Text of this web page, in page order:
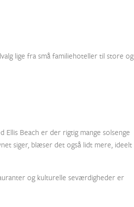
lige fra små familiehoteller til store og
Ellis Beach er der rigtig mange solsenge
siger, blæser det også lidt mere, ideelt
og kulturelle seværdigheder er